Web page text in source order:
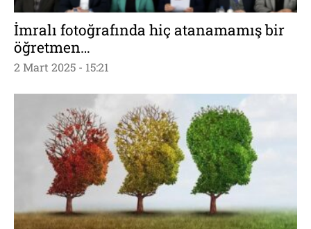
İmralı fotoğrafında hiç atanamamış bir
öğretmen…
2 Mart 2025 - 15:21